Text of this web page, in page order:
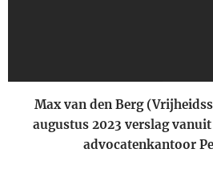
Max van den Berg
augustus 2023 verslag
advocatenkantoor